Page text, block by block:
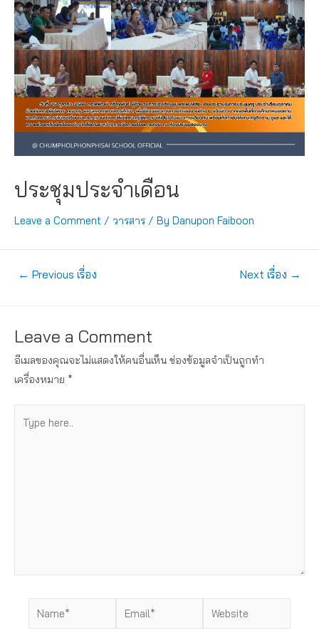
ประชุมประจำเดือน
Leave a Comment / วารสาร / By Danupon Faiboon
แนะแนว
← Previous เรื่อง Next เรื่อง →
Leave a Comment
อีเมลของคุณจะไม่แสดงให้คนอื่นเห็น ช่องข้อมูลจำเป็นถูกทำ
เครื่องหมาย *
here..
Name* Email* Website